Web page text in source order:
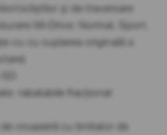
cicliștilor și de traversare
Mi-Drive: Normal, Sport,
cu cu cuplarea originală a
rabatabile fracționat
croazieră cu limitator de